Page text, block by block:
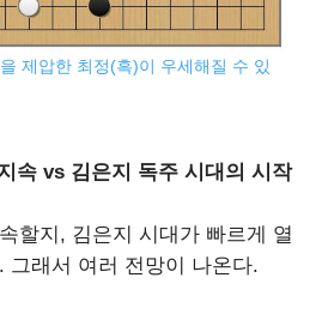
제압한 최정(흑)이 우세해질 수 있
속 vs 김은지 독주 시대의 시작
할지, 김은지 시대가 빠르게 열
그래서 여러 전망이 나온다.